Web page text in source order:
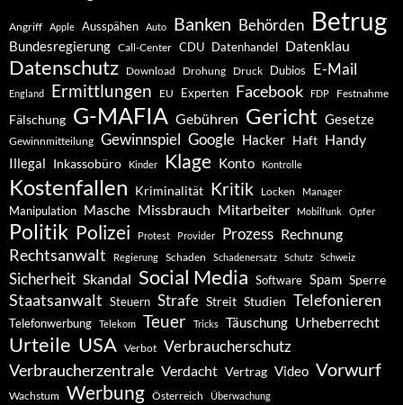
Angriff Apple Ausspähen Auto Banken Behörden Betrug
Bundesregierung Call-Center CDU Datenhandel Datenklau
Datenschutz Download Drohung Druck Dubios E-Mail
England Ermittlungen EU Experten Facebook FDP Festnahme
Fälschung G-MAFIA Gebühren Gericht Gesetze
Gewinnmitteilung Gewinnspiel Google Hacker Haft Handy
Illegal Inkassobüro Kinder Klage Konto Kontrolle
Kostenfallen Kriminalität Kritik Locken Manager
Manipulation Masche Missbrauch Mitarbeiter Mobilfunk Opfer
Politik Polizei Protest Provider Prozess Rechnung
Rechtsanwalt Regierung Schaden Schadenersatz Schutz Schweiz
Sicherheit Skandal Social Media Software Spam Sperre
Staatsanwalt Steuern Strafe Streit Studien Telefonieren
Telefonwerbung Telekom Teuer Tricks Täuschung Urheberrecht
Urteile USA Verbot Verbraucherschutz
Verbraucherzentrale Verdacht Vertrag Video Vorwurf
Wachstum Werbung Österreich Überwachung